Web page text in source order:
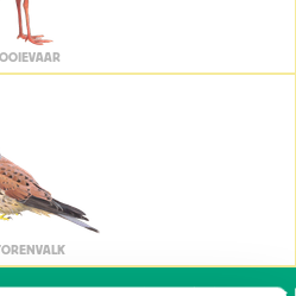
OOIEVAAR